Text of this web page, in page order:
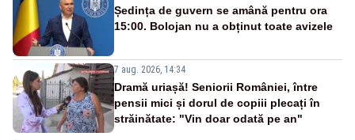
Ședința de guvern se amână pentru ora
15:00. Bolojan nu a obținut toate avizele
7 aug. 2026, 14:34
Dramă uriașă! Seniorii României, între
pensii mici și dorul de copiii plecați în
străinătate: "Vin doar odată pe an"